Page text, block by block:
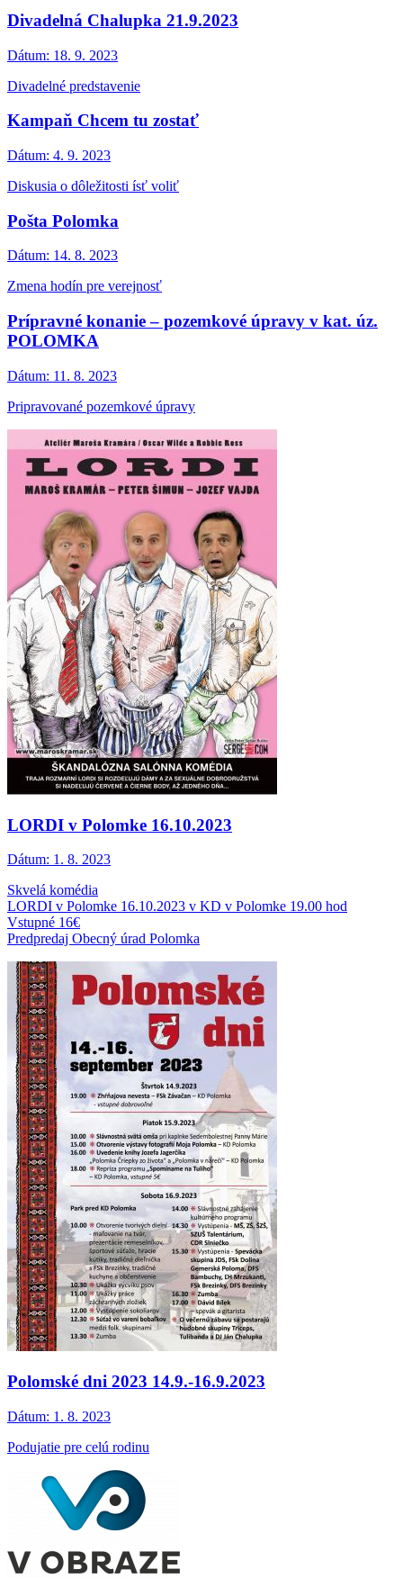
Divadelná Chalupka 21.9.2023
Dátum: 18. 9. 2023
Divadelné predstavenie
Kampaň Chcem tu zostať
Dátum: 4. 9. 2023
Diskusia o dôležitosti ísť voliť
Pošta Polomka
Dátum: 14. 8. 2023
Zmena hodín pre verejnosť
Prípravné konanie – pozemkové úpravy v kat. úz.
POLOMKA
Dátum: 11. 8. 2023
Pripravované pozemkové úpravy
LORDI v Polomke 16.10.2023
Dátum: 1. 8. 2023
Skvelá komédia
LORDI v Polomke 16.10.2023 v KD v Polomke 19.00 hod
Vstupné 16€
Predpredaj Obecný úrad Polomka
Polomské dni 2023 14.9.-16.9.2023
Dátum: 1. 8. 2023
Podujatie pre celú rodinu